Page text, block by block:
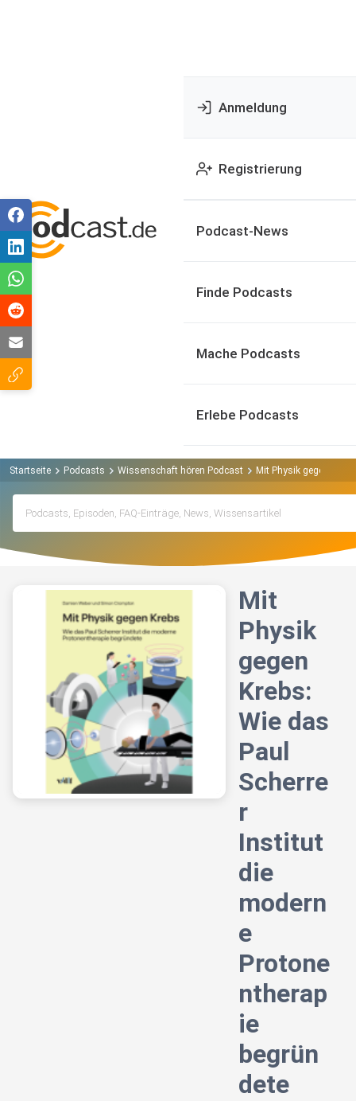
Anmeldung
Registrierung
Podcast-News
Finde Podcasts
Mache Podcasts
Erlebe Podcasts
Startseite Podcasts Wissenschaft hören Podcast Mit Physik gegen
Mit
Physik
gegen
Krebs:
Wie das
Paul
Scherre
r
Institut
die
modern
e
Protone
ntherap
ie
begrün
dete